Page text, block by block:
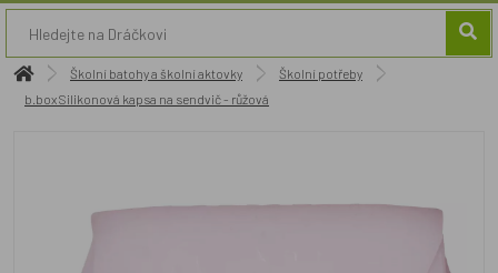
Školní batohy a školní aktovky
Školní potřeby
b.box Silikonová kapsa na sendvič - růžová